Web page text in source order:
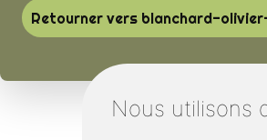
Nous utilisons
Retourner vers blanchard-